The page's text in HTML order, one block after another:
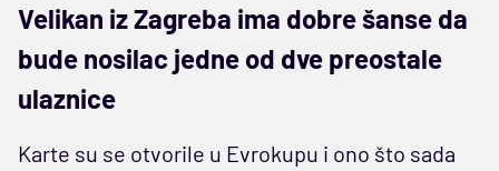
Velikan iz Zagreba ima dobre šanse da
bude nosilac jedne od dve preostale
ulaznice
Karte su se otvorile u Evrokupu i ono što sada